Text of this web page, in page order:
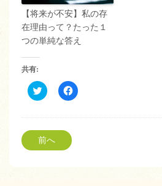
【将来が不安】私の存
在理由って？たった１
つの単純な答え
共有:
ク
リ
し
て
Twitter
で
共
Facebook
で
す
前へ